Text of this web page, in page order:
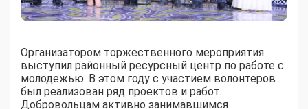
Организатором торжественного мероприятия
выступил районный ресурсный центр по работе с
молодежью. В этом году с участием волонтеров
был реализован ряд проектов и работ.
Добровольцам активно занимавшимся